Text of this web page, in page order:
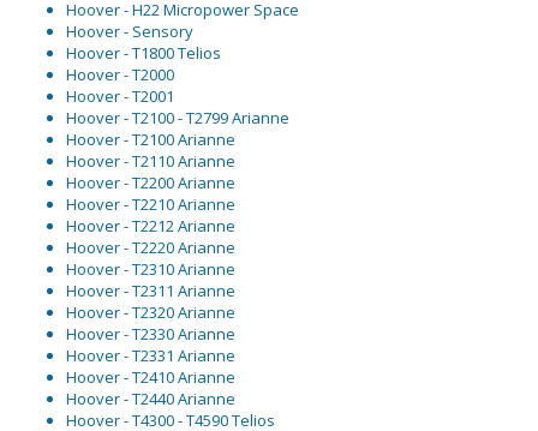
Hoover - H22 Micropower Space
Hoover - Sensory
Hoover - T1800 Telios
Hoover - T2000
Hoover - T2001
Hoover - T2100 - T2799 Arianne
Hoover - T2100 Arianne
Hoover - T2110 Arianne
Hoover - T2200 Arianne
Hoover - T2210 Arianne
Hoover - T2212 Arianne
Hoover - T2220 Arianne
Hoover - T2310 Arianne
Hoover - T2311 Arianne
Hoover - T2320 Arianne
Hoover - T2330 Arianne
Hoover - T2331 Arianne
Hoover - T2410 Arianne
Hoover - T2440 Arianne
Hoover - T4300 - T4590 Telios